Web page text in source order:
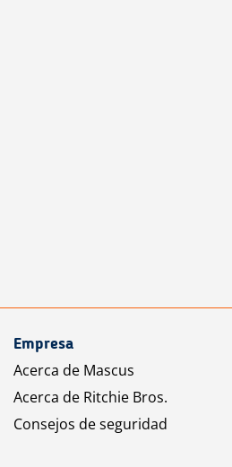
Empresa
Acerca de Mascus
Acerca de Ritchie Bros.
Consejos de seguridad